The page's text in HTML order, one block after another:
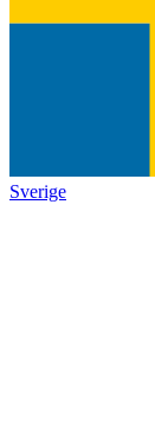
Sverige